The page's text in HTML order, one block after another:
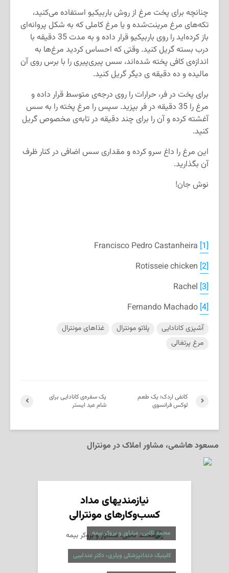
چنانچه برای پخت مرغ از روش باربیکیو استفاده می‌کنید،
تکه‌های مرغ‌ مرینت‌شده و یا مرغ کاملی که به شکل پروانه‌ای
باز کرده‌اید را روی باربیکیو قرار داده و به مدت 35 دقیقه با
درب بسته گریل کنید. وقتی که احساس کردید مرغ‌ها به
اندازه‌ی کافی پخته شده‌اند، سس پیری‌پیری را با برس روی آن
مالیده و ده دقیقه ی دیگر گریل کنید.
برای پخت در فر، حرارات را روی درجه‌ی متوسط قرار داده و
مرغ را 35 دقیقه در فر بپزید. سپس را مرغ پخته را به سس
آغشته کرده و آن را برای چند دقیقه در تابه‌ی مخصوص گریل
کنید.
این مرغ را داغ سرو کرده و مقداری سس اضافی در کنار ظرف
آن بگذارید.
نوش جان!
[1]
[2]
[3]
[4]
آشپزی کانادایی پلاتو مونترال
غذاهای مونترال
مرغ پرتغالی
یک سفره‌ی کانادایی برای
شام عید ایستر
کانفی اردک؛ یک طعم
لوکس فرانسوی
مسعود هاشمی، مشاور املاک در مونترال
نیازمندیهای مداد
کسب‌وکارهای مونترالی
محمد تائبی، مشاور و بروکر بیمه
کلینیک دندانپزشکی ویلری، دکتر عندلیبی